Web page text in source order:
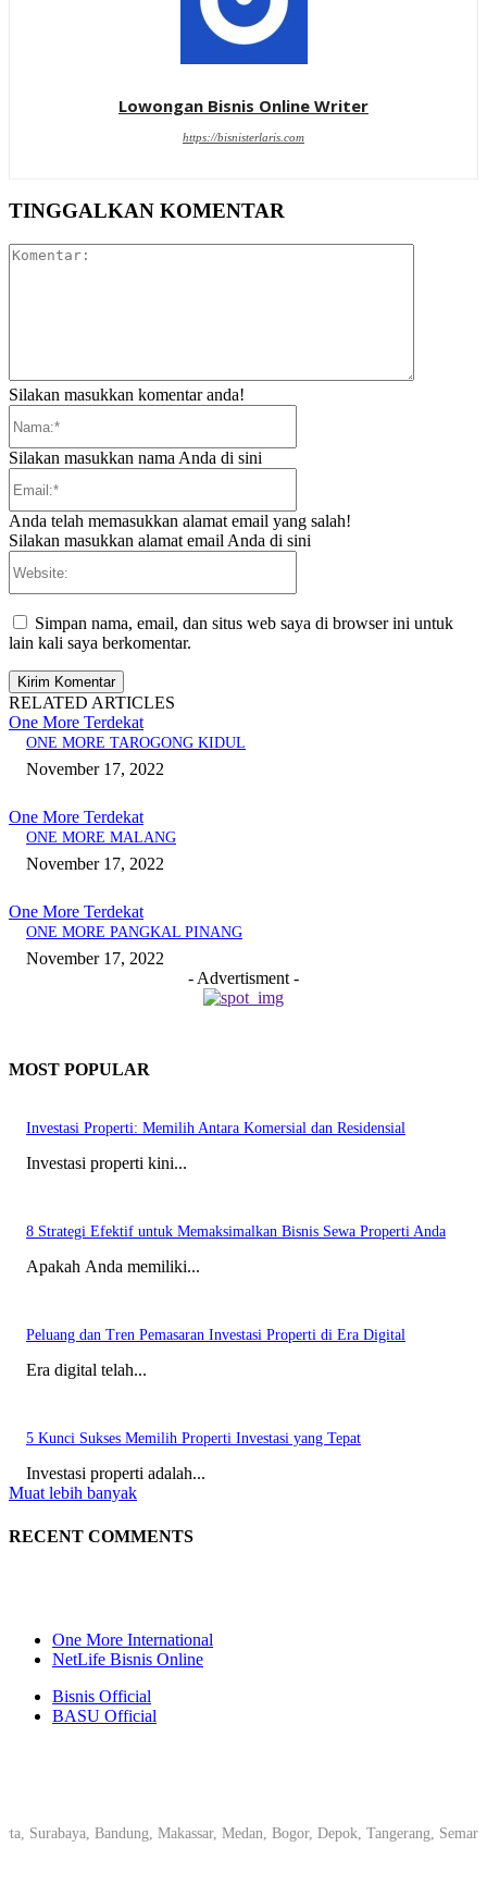
Lowongan Bisnis Online Writer
https://bisnisterlaris.com
TINGGALKAN KOMENTAR
Silakan masukkan komentar anda!
Silakan masukkan nama Anda di sini
Anda telah memasukkan alamat email yang salah!
Silakan masukkan alamat email Anda di sini
Simpan nama, email, dan situs web saya di browser ini untuk
lain kali saya berkomentar.
RELATED ARTICLES
One More Terdekat
ONE MORE TAROGONG KIDUL
November 17, 2022
One More Terdekat
ONE MORE MALANG
November 17, 2022
One More Terdekat
ONE MORE PANGKAL PINANG
November 17, 2022
- Advertisment -
MOST POPULAR
Investasi Properti: Memilih Antara Komersial dan Residensial
Investasi properti kini...
8 Strategi Efektif untuk Memaksimalkan Bisnis Sewa Properti Anda
Apakah Anda memiliki...
Peluang dan Tren Pemasaran Investasi Properti di Era Digital
Era digital telah...
5 Kunci Sukses Memilih Properti Investasi yang Tepat
Investasi properti adalah...
Muat lebih banyak
RECENT COMMENTS
One More International
NetLife Bisnis Online
Bisnis Official
BASU Official
Bandung, Makassar, Medan, Bogor, Depok, Tangerang, Semarang,